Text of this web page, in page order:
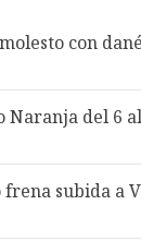
con
Naranja del 6
frena subida a